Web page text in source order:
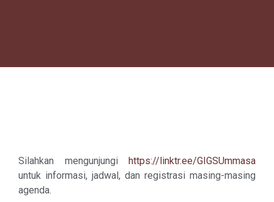
Silahkan mengunjungi https://linktr.ee/GIGSUmmasa
untuk informasi, jadwal, dan registrasi masing-masing
agenda.